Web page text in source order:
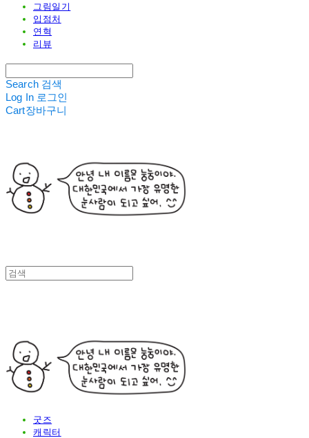
그림일기
입점처
연혁
리뷰
Search 검색
Log In 로그인
Cart장바구니
굿즈
캐릭터